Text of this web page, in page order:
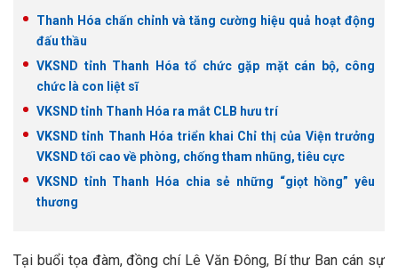
Thanh Hóa chấn chỉnh và tăng cường hiệu quả hoạt động
đấu thầu
VKSND tỉnh Thanh Hóa tổ chức gặp mặt cán bộ, công
chức là con liệt sĩ
VKSND tỉnh Thanh Hóa ra mắt CLB hưu trí
VKSND tỉnh Thanh Hóa triển khai Chỉ thị của Viện trưởng
VKSND tối cao về phòng, chống tham nhũng, tiêu cực
VKSND tỉnh Thanh Hóa chia sẻ những “giọt hồng” yêu
thương
Tại buổi tọa đàm, đồng chí Lê Văn Đông, Bí thư Ban cán sự